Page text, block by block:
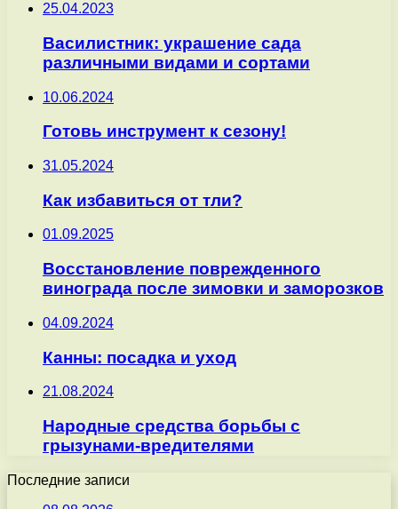
25.04.2023
Василистник: украшение сада
различными видами и сортами
10.06.2024
Готовь инструмент к сезону!
31.05.2024
Как избавиться от тли?
01.09.2025
Восстановление поврежденного
винограда после зимовки и заморозков
04.09.2024
Канны: посадка и уход
21.08.2024
Народные средства борьбы с
грызунами-вредителями
Последние записи